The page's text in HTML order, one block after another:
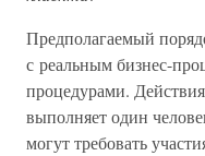
Предполагаемый
с реальным бизнес-
процедурами.
выполняет один
могут требовать